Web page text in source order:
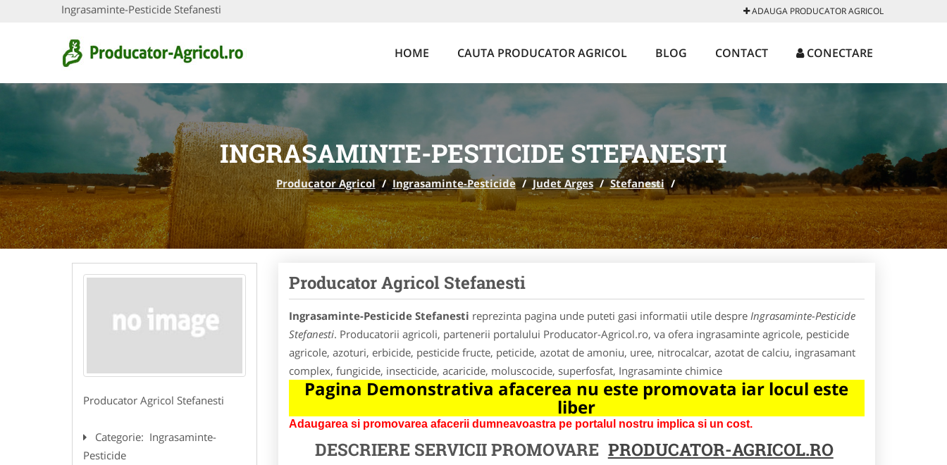
Ingrasaminte-Pesticide Stefanesti ADAUGA PRODUCATOR AGRICOL
HOME CAUTA PRODUCATOR AGRICOL BLOG CONTACT CONECTARE
INGRASAMINTE-PESTICIDE STEFANESTI
Producator Agricol / Ingrasaminte-Pesticide / Judet Arges / Stefanesti /
Producator Agricol Stefanesti
Categorie: Ingrasaminte-
Pesticide
Producator Agricol Stefanesti
Ingrasaminte-Pesticide Stefanesti reprezinta pagina unde puteti gasi informatii utile despre Ingrasaminte-Pesticide
Stefanesti. Producatorii agricoli, partenerii portalului Producator-Agricol.ro, va ofera ingrasaminte agricole, pesticide
agricole, azoturi, erbicide, pesticide fructe, peticide, azotat de amoniu, uree, nitrocalcar, azotat de calciu, ingrasamant
complex, fungicide, insecticide, acaricide, moluscocide, superfosfat, Ingrasaminte chimice
Pagina Demonstrativa afacerea nu este promovata iar locul este
liber
Adaugarea si promovarea afacerii dumneavoastra pe portalul nostru implica si un cost.
DESCRIERE SERVICII PROMOVARE PRODUCATOR-AGRICOL.RO